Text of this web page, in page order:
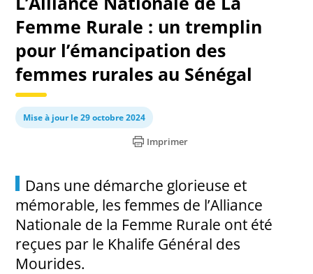
Femme Rurale : un tremplin
pour l’émancipation des
femmes rurales au Sénégal
Mise à jour le 29 octobre 2024
Imprimer
Dans une démarche glorieuse et
mémorable, les femmes de l’Alliance
Nationale de la Femme Rurale ont été
reçues par le Khalife Général des
Mourides.